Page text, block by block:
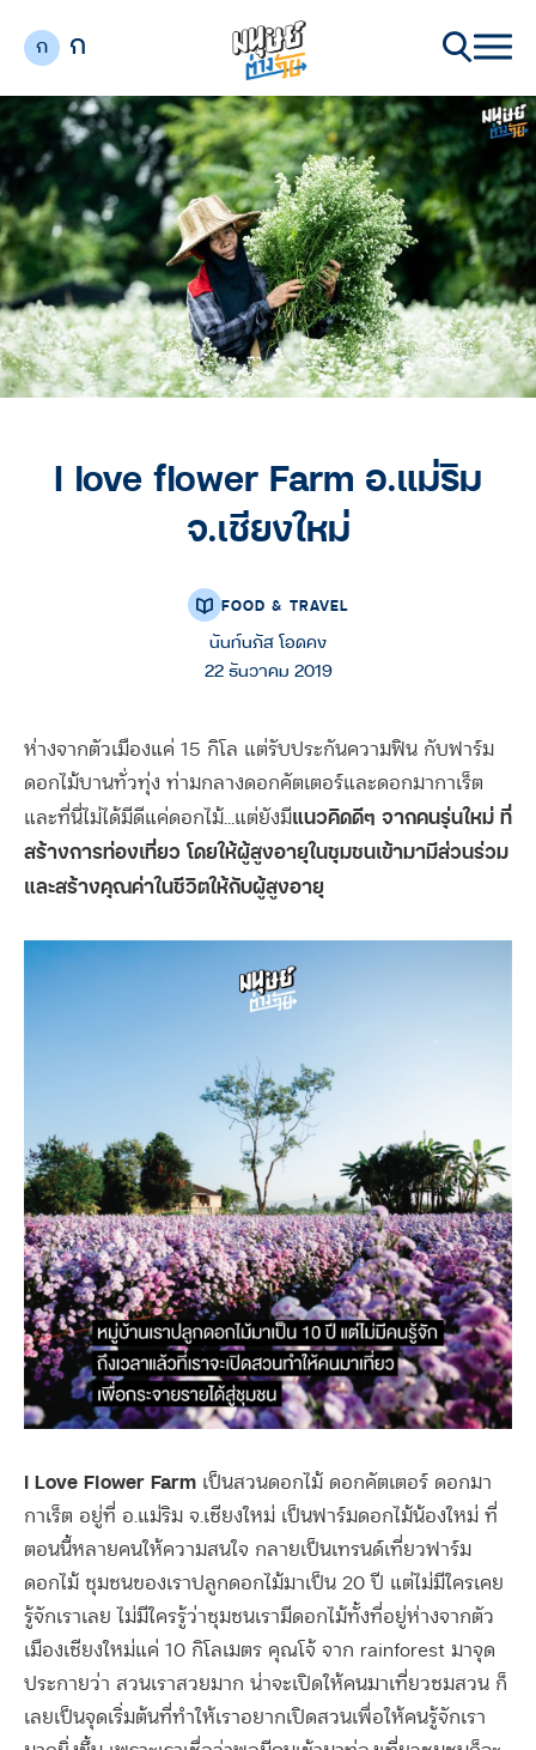
ก ก
I love flower Farm อ.แม่ริม
จ.เชียงใหม่
FOOD & TRAVEL
นันท์นภัส โอดคง
22 ธันวาคม 2019
ห่างจากตัวเมืองแค่ 15 กิโล แต่รับประกันความฟิน กับฟาร์ม
ดอกไม้บานทั่วทุ่ง ท่ามกลางดอกคัตเตอร์และดอกมากาเร็ต
และที่นี่ไม่ได้มีดีแค่ดอกไม้…แต่ยังมีแนวคิดดีๆ จากคนรุ่นใหม่ ที่
สร้างการท่องเที่ยว โดยให้ผู้สูงอายุในชุมชนเข้ามามีส่วนร่วม
และสร้างคุณค่าในชีวิตให้กับผู้สูงอายุ
I Love Flower Farm เป็นสวนดอกไม้ ดอกคัตเตอร์ ดอกมา
กาเร็ต อยู่ที่ อ.แม่ริม จ.เชียงใหม่ เป็นฟาร์มดอกไม้น้องใหม่ ที่
ตอนนี้หลายคนให้ความสนใจ กลายเป็นเทรนด์เที่ยวฟาร์ม
ดอกไม้ ชุมชนของเราปลูกดอกไม้มาเป็น 20 ปี แต่ไม่มีใครเคย
รู้จักเราเลย ไม่มีใครรู้ว่าชุมชนเรามีดอกไม้ทั้งที่อยู่ห่างจากตัว
เมืองเชียงใหม่แค่ 10 กิโลเมตร คุณโจ้ จาก rainforest มาจุด
ประกายว่า สวนเราสวยมาก น่าจะเปิดให้คนมาเที่ยวชมสวน ก็
เลยเป็นจุดเริ่มต้นที่ทำให้เราอยากเปิดสวนเพื่อให้คนรู้จักเรา